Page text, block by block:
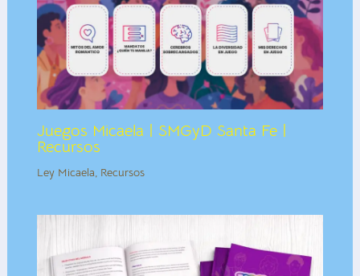
Juegos Micaela | SMGyD Santa Fe |
Recursos
Ley Micaela, Recursos